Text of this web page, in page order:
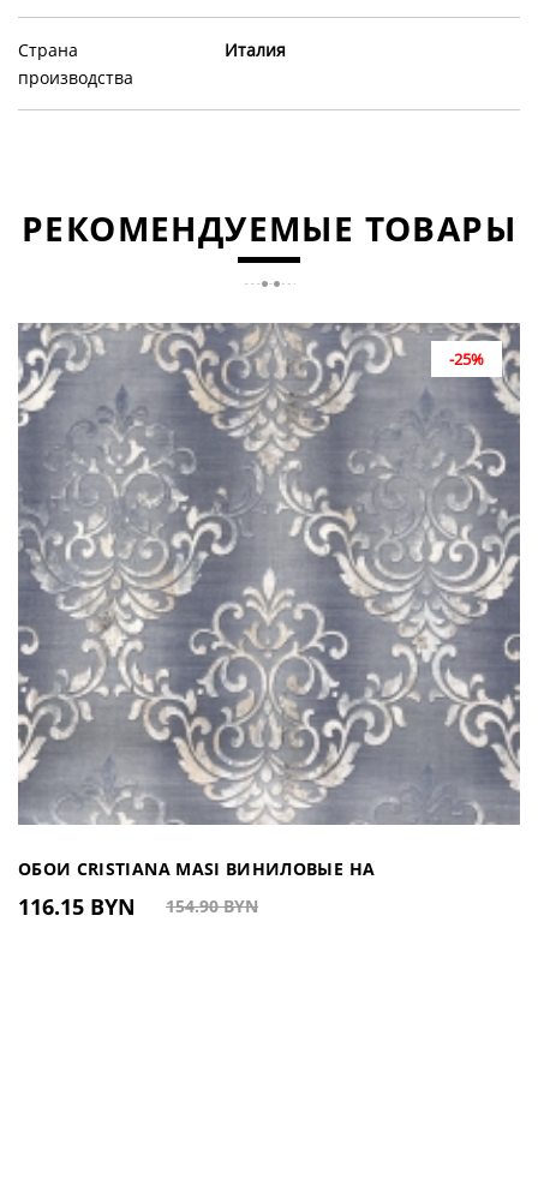
Страна
производства
Италия
РЕКОМЕНДУЕМЫЕ ТОВАРЫ
-25%
ОБОИ CRISTIANA MASI ВИНИЛОВЫЕ НА
ФЛИЗЕЛИНОВОЙ ОСНОВЕ АРТ. 6107 (ИТАЛИЯ)
116.15 BYN 154.90 BYN